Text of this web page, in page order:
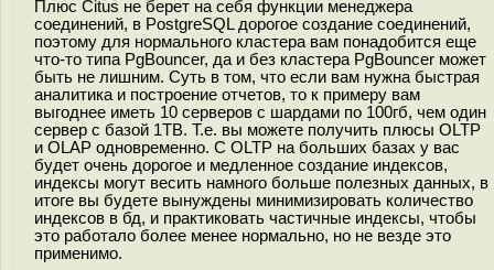
Плюс Сitus не берет на себя функции менеджера
соединений, в PostgreSQL дорогое создание соединений,
поэтому для нормального кластера вам понадобится еще
что-то типа PgBouncer, да и без кластера PgBouncer может
быть не лишним. Суть в том, что если вам нужна быстрая
аналитика и построение отчетов, то к примеру вам
выгоднее иметь 10 серверов с шардами по 100гб, чем один
сервер с базой 1TB. Т.е. вы можете получить плюсы OLTP
и OLAP одновременно. С OLTP на больших базах у вас
будет очень дорогое и медленное создание индексов,
индексы могут весить намного больше полезных данных, в
итоге вы будете вынуждены минимизировать количество
индексов в бд, и практиковать частичные индексы, чтобы
это работало более менее нормально, но не везде это
применимо.